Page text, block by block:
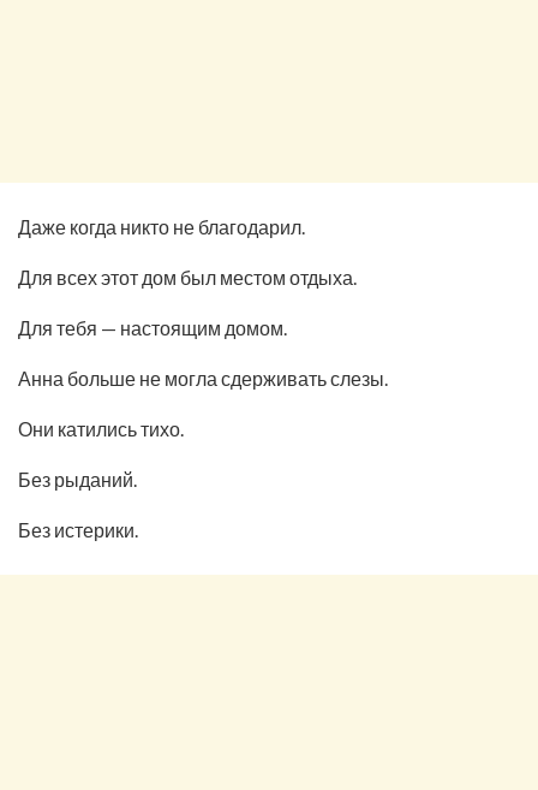
Даже когда никто не благодарил.
Для всех этот дом был местом отдыха.
Для тебя — настоящим домом.
Анна больше не могла сдерживать слезы.
Они катились тихо.
Без рыданий.
Без истерики.